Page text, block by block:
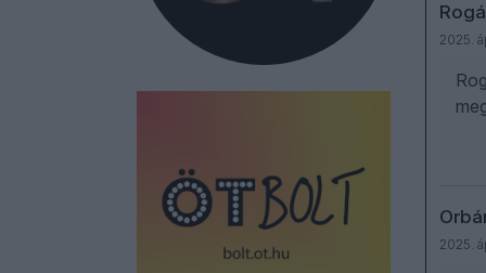
2025.
2025.